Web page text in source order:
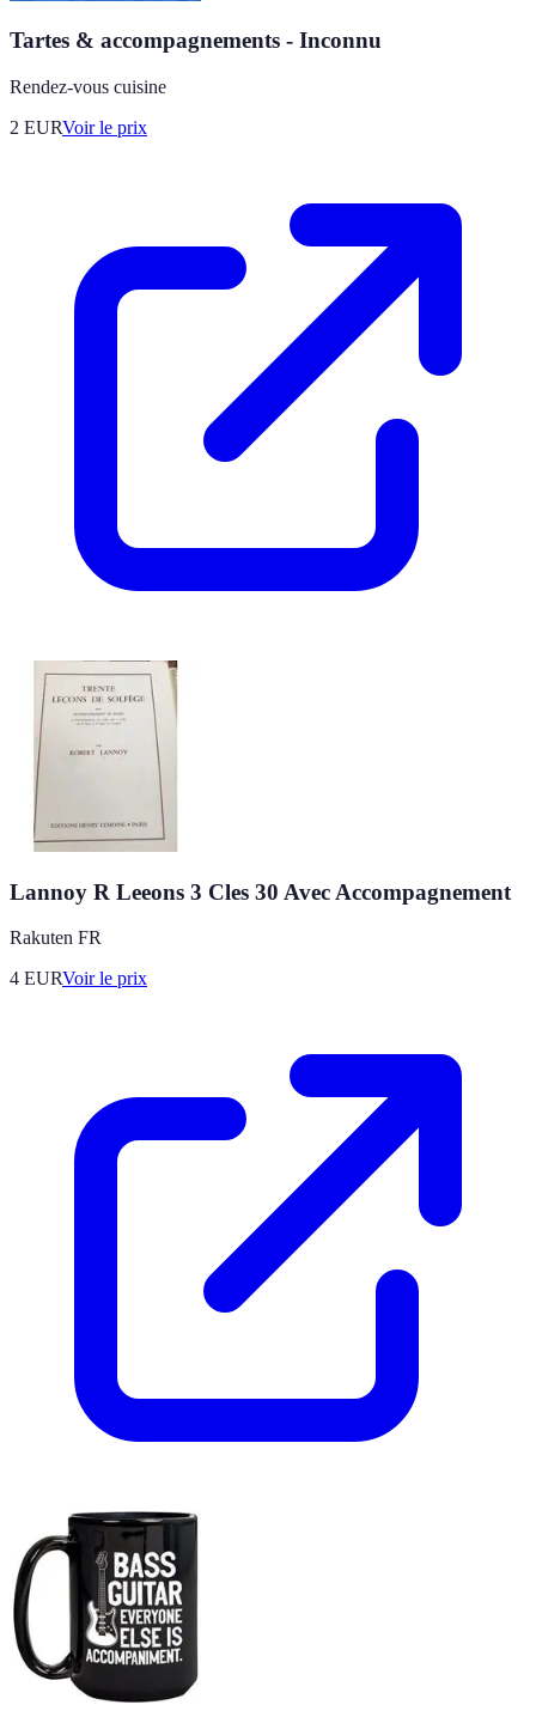
Tartes & accompagnements - Inconnu
Rendez-vous cuisine
2 EURVoir le prix
Lannoy R Leeons 3 Cles 30 Avec Accompagnement
Rakuten FR
4 EURVoir le prix